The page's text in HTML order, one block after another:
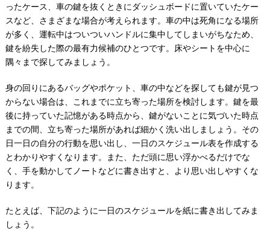
ったケース、車の鍵を抜くときにダッシュボードに置いていたケー
スなど、さまざまな場合が考えられます。車の中は死角になる場所
が多く、運転中はついついハンドルに集中してしまいがちなため、
鍵を紛失した際の最有力候補のひとつです。床やシートを中心に
隅々まで探してみましょう。
身の回りにあるバッグやポケット、車の中などを探しても鍵が見つ
からない場合は、これまでに立ち寄った場所を検討します。鍵を最
後に持っていた記憶がある時点から、鍵がないことに気づいた時点
までの間、立ち寄った場所があれば細かく洗い出しましょう。その
日一日の自分の行動を思い出し、一日のスケジュール表を作成する
とわかりやすくなります。また、ただ頭に思い浮かべるだけでな
く、手を動かしてノートなどに書き出すと、より思い出しやすくな
ります。
たとえば、下記のように一日のスケジュールを紙に書き出してみま
しょう。